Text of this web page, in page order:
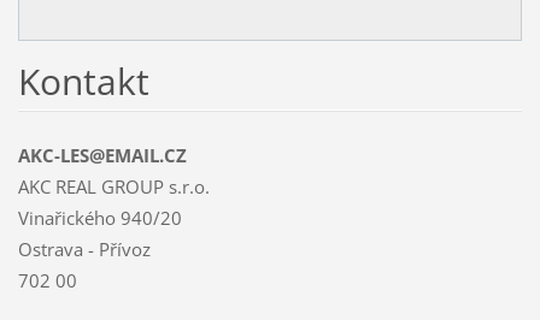
Kontakt
AKC-LES@EMAIL.CZ
AKC REAL GROUP s.r.o.
Vinařického 940/20
Ostrava - Přívoz
702 00